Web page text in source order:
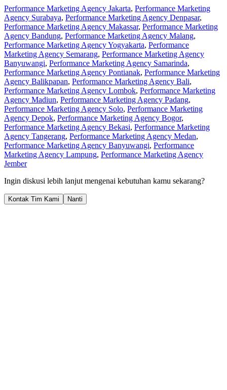
Performance Marketing Agency Jakarta, Performance Marketing
Agency Surabaya, Performance Marketing Agency Denpasar,
Performance Marketing Agency Makassar, Performance Marketing
Agency Bandung, Performance Marketing Agency Malang,
Performance Marketing Agency Yogyakarta, Performance
Marketing Agency Semarang, Performance Marketing Agency
Banyuwangi, Performance Marketing Agency Samarinda,
Performance Marketing Agency Pontianak, Performance Marketing
Agency Balikpapan, Performance Marketing Agency Bali,
Performance Marketing Agency Lombok, Performance Marketing
Agency Madiun, Performance Marketing Agency Padang,
Performance Marketing Agency Solo, Performance Marketing
Agency Depok, Performance Marketing Agency Bogor,
Performance Marketing Agency Bekasi, Performance Marketing
Agency Tangerang, Performance Marketing Agency Medan,
Performance Marketing Agency Banyuwangi, Performance
Marketing Agency Lampung, Performance Marketing Agency
Jember
Ingin diskusi lebih lanjut mengenai kebutuhan kamu sekarang?
Kontak Tim Kami Nanti